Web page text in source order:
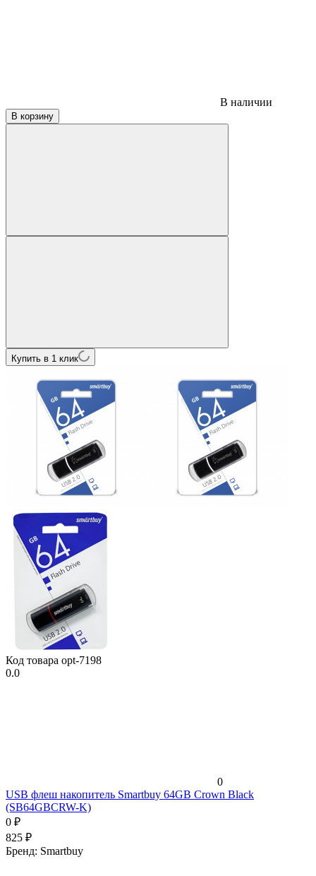
В наличии
В корзину
Купить в 1 клик
Код товара opt-7198
0.0
0
USB флеш накопитель Smartbuy 64GB Crown Black
(SB64GBCRW-K)
0 ₽
825 ₽
Бренд: Smartbuy